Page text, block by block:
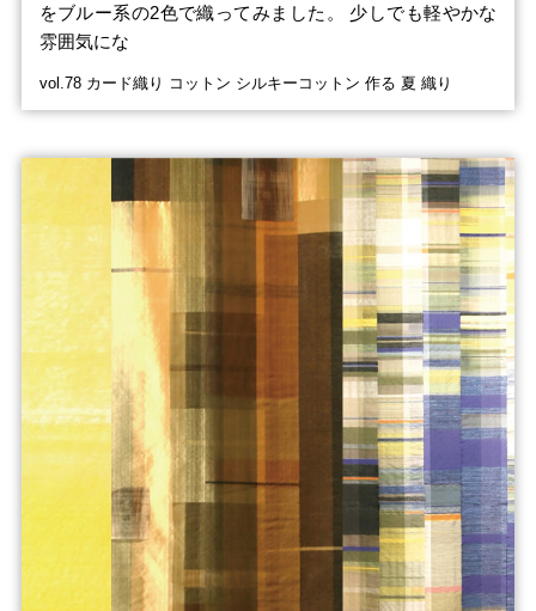
をブルー系の2色で織ってみました。 少しでも軽やかな
雰囲気にな
vol.78 カード織り コットン シルキーコットン 作る 夏 織り